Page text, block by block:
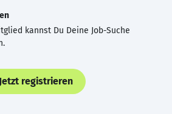
kannst Du Deine Job-Suche
Jetzt registrieren